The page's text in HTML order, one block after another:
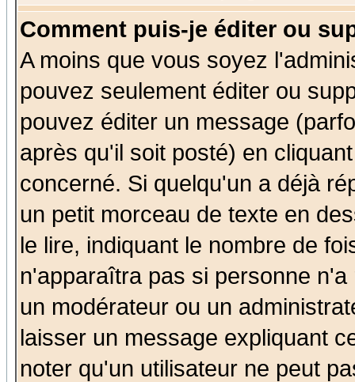
Comment puis-je éditer ou
A moins que vous soyez
pouvez seulement éditer ou
pouvez éditer un message
après qu'il soit posté) en
concerné. Si quelqu'un a déjà
un petit morceau de texte en
le lire, indiquant le nombre de
n'apparaîtra pas si personne
un modérateur ou un
laisser un message expliquant
noter qu'un utilisateur ne peut